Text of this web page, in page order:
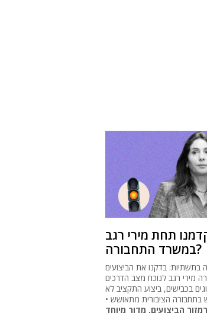
תחת מירי רגב
במשרד התחבורה?
בדקנו את הביצועים
מירי רגב לנוכח מצב הדרכים
בכבישים, ביצוע התקציב לא
הציבורית מתאושש •
רמזור הביצועים, מדור מיוחד